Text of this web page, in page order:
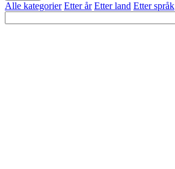
Alle kategorier Etter år Etter land Etter språk